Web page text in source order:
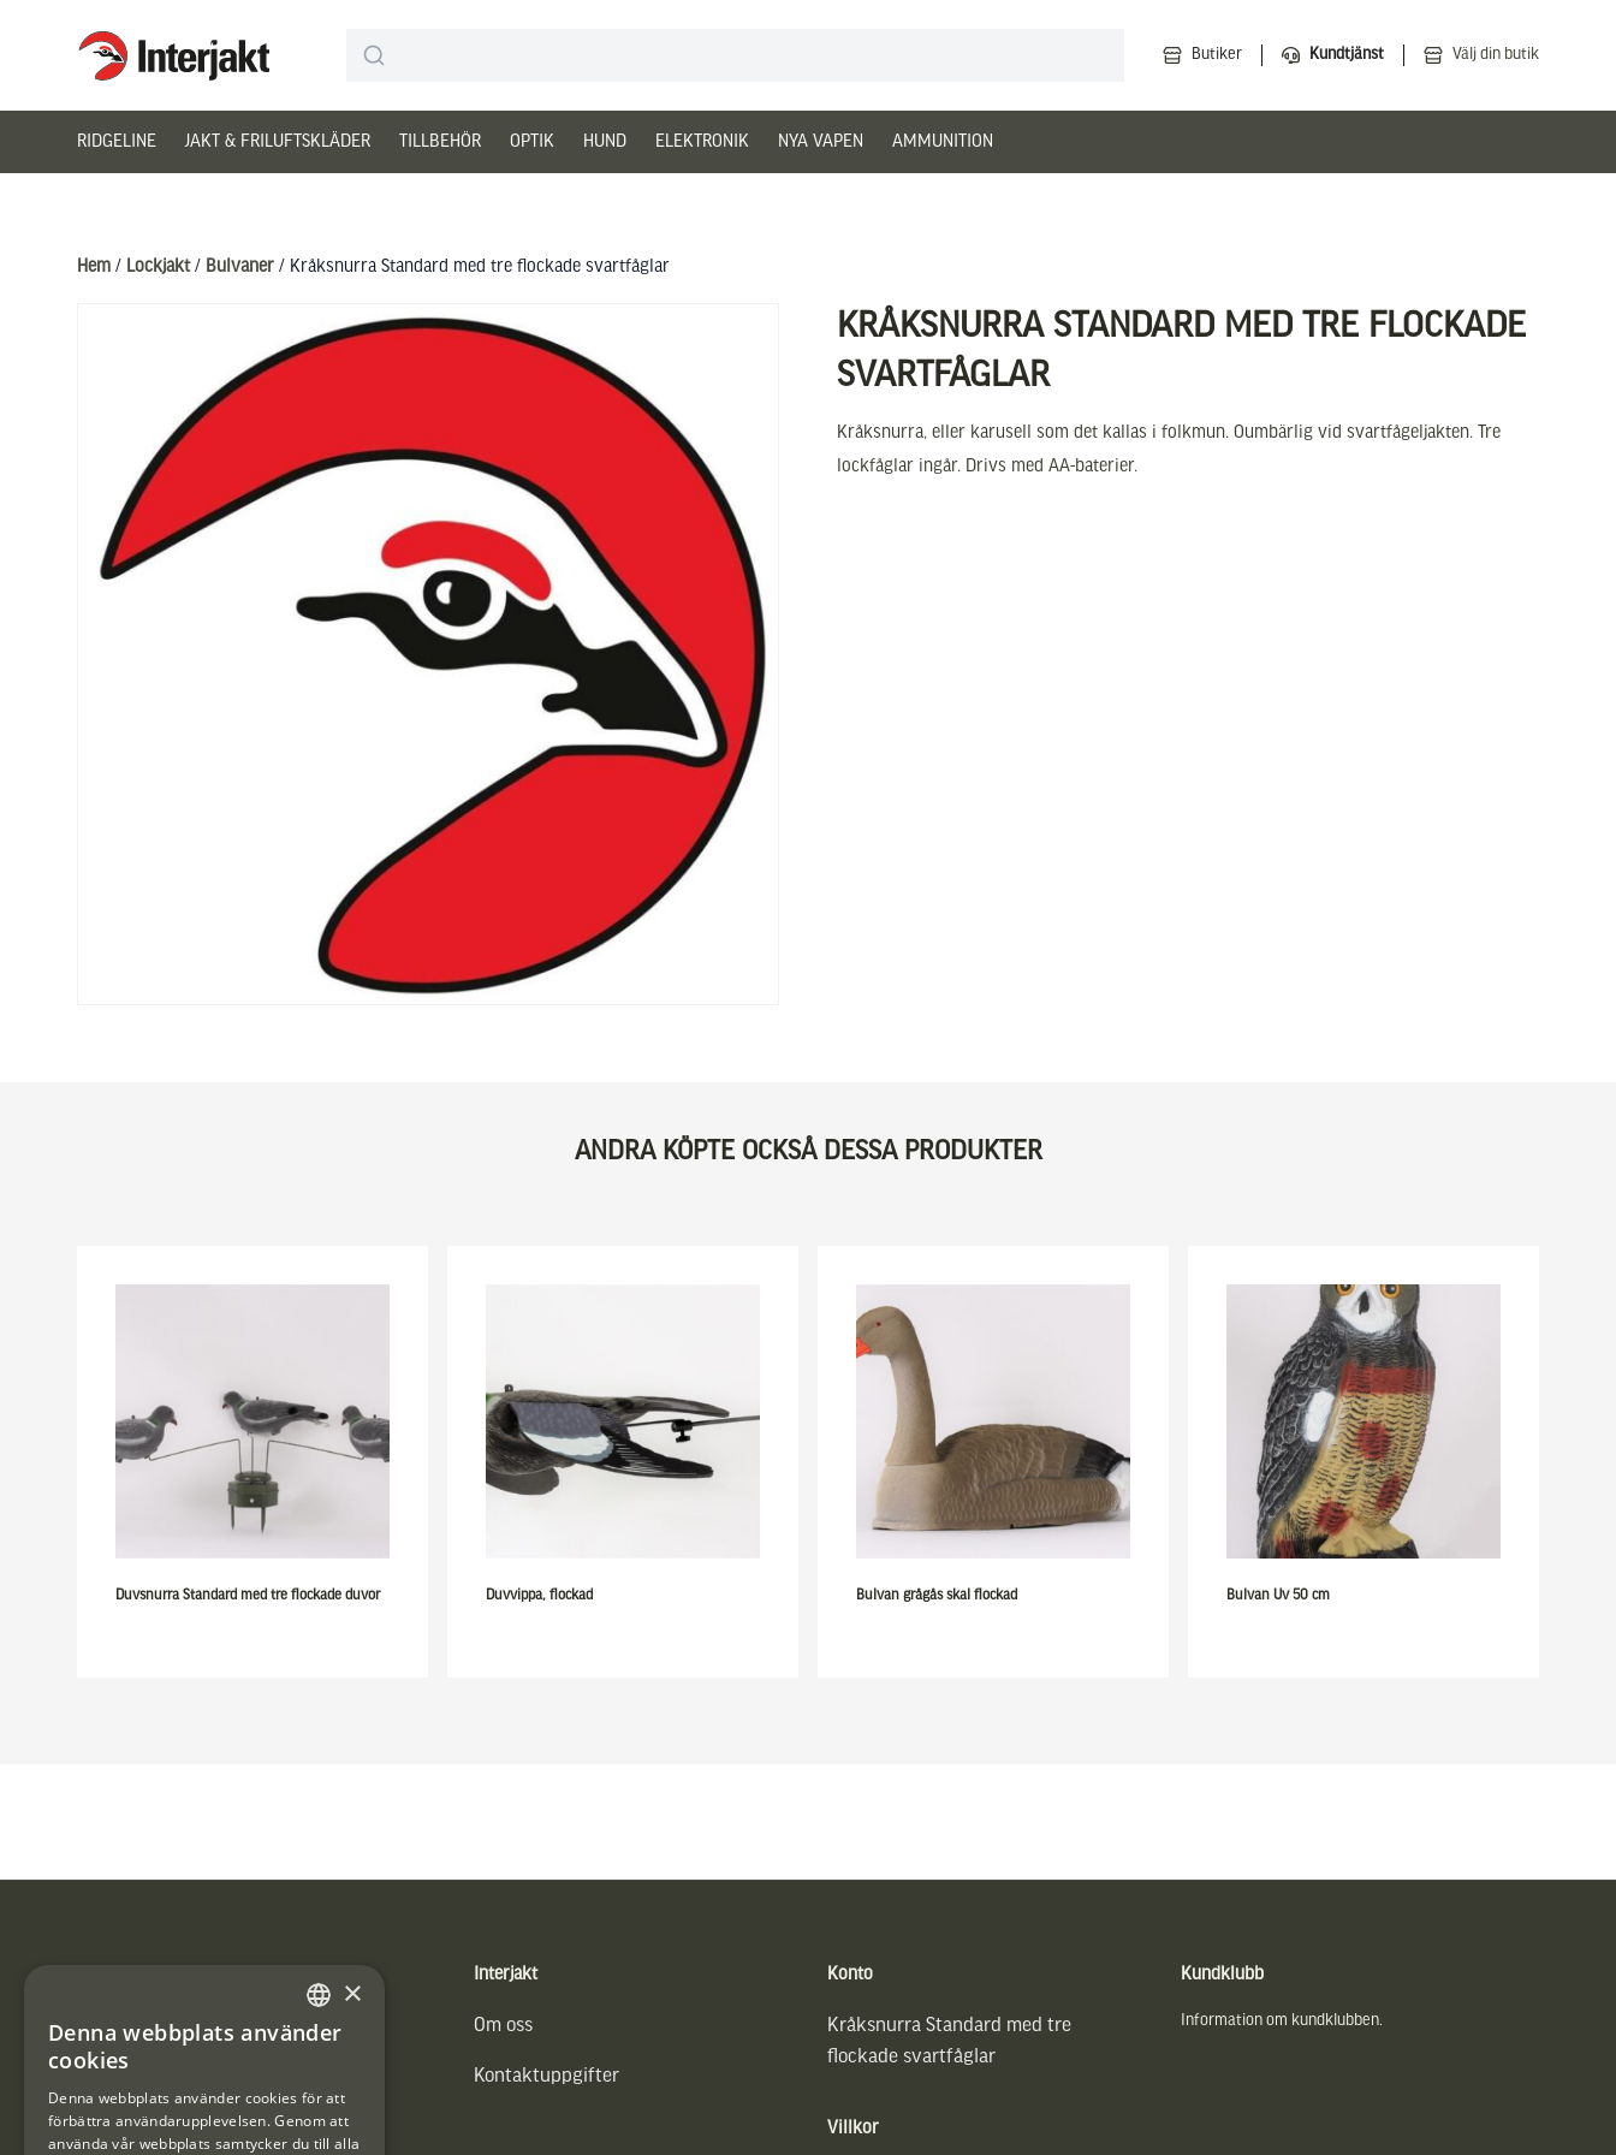
Interjakt SE Butiker Kundtjänst Välj din butik
RIDGELINE JAKT & FRILUFTSKLÄDER TILLBEHÖR OPTIK HUND ELEKTRONIK NYA VAPEN AMMUNITION
Hem / Lockjakt/ Bulvaner / Kråksnurra Standard med tre flockade svartfåglar
KRÅKSNURRA STANDARD MED TRE FLOCKADE
SVARTFÅGLAR
Kråksnurra, eller karusell som det kallas i folkmun. Oumbärlig vid svartfågeljakten. Tre
lockfåglar ingår. Drivs med AA-baterier.
ANDRA KÖPTE OCKSÅ DESSA PRODUKTER
Duvsnurra Standard med tre flockade duvor Duvvippa, flockad Bulvan grågås skal flockad Bulvan Uv 50 cm
Vännäs Friluftbyxa
Interjakt
Om oss
Kontaktuppgifter
Konto
Kråksnurra Standard med tre
flockade svartfåglar
Villkor
Kundklubb
Information om kundklubben.
SWEDISH
×
Denna webbplats använder
cookies
Denna webbplats använder cookies för att
förbättra användarupplevelsen. Genom att
använda vår webbplats samtycker du till alla